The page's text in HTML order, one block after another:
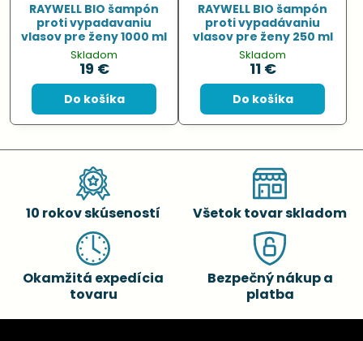
RAYWELL BIO šampón
proti vypadavaniu
vlasov pre ženy 1000 ml
Skladom
19 €
Do košíka
RAYWELL BIO šampón
proti vypadávaniu
vlasov pre ženy 250 ml
Skladom
11 €
Do košíka
10 rokov skúseností Všetok tovar skladom
Okamžitá expedícia
tovaru
Bezpečný nákup a
platba